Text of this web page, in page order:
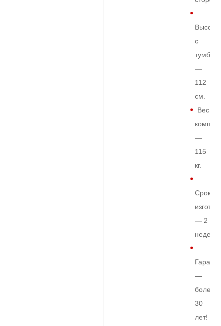
Высота
с
тумбой
—
112
см.
Вес
—
115
кг.
Срок
— 2
недели
—
более
30
лет!